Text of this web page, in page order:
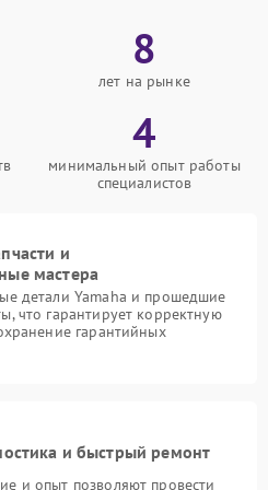
8
лет на рынке
4
минимальный опыт работы
специалистов
и
мастера
детали Yamaha и прошедшие
что гарантирует корректную
гарантийных
и быстрый ремонт
и опыт позволяют провести